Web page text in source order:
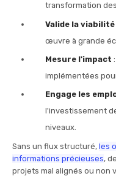
transformation
Valide la viabilité
œuvre à grande
Mesure l'impact
implémentées
Engage les
l'investissement
niveaux.
Sans un flux structuré, les
informations précieuses,
projets mal alignés ou non